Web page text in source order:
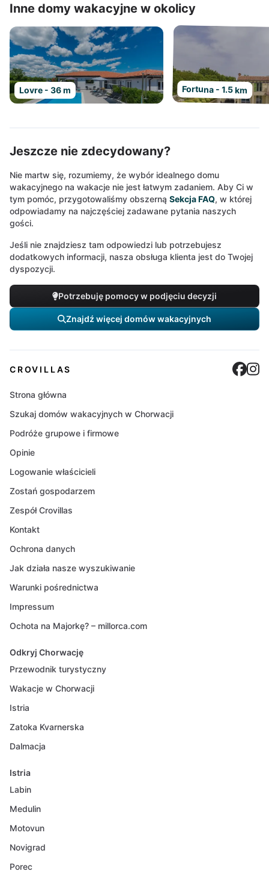
Inne domy wakacyjne w okolicy
Lovre - 36 m Fortuna - 1.5 km
Jeszcze nie zdecydowany?
Nie martw się, rozumiemy, że wybór idealnego domu
wakacyjnego na wakacje nie jest łatwym zadaniem. Aby Ci w
tym pomóc, przygotowaliśmy obszerną Sekcja FAQ, w której
odpowiadamy na najczęściej zadawane pytania naszych
gości.
Jeśli nie znajdziesz tam odpowiedzi lub potrzebujesz
dodatkowych informacji, nasza obsługa klienta jest do Twojej
dyspozycji.
Potrzebuję pomocy w podjęciu decyzji
Znajdź więcej domów wakacyjnych
CROVILLAS
Strona główna
Szukaj domów wakacyjnych w Chorwacji
Podróże grupowe i firmowe
Opinie
Logowanie właścicieli
Zostań gospodarzem
Zespół Crovillas
Kontakt
Ochrona danych
Jak działa nasze wyszukiwanie
Warunki pośrednictwa
Impressum
Ochota na Majorkę? – millorca.com
Odkryj Chorwację
Przewodnik turystyczny
Wakacje w Chorwacji
Istria
Zatoka Kvarnerska
Dalmacja
Istria
Labin
Medulin
Motovun
Novigrad
Porec